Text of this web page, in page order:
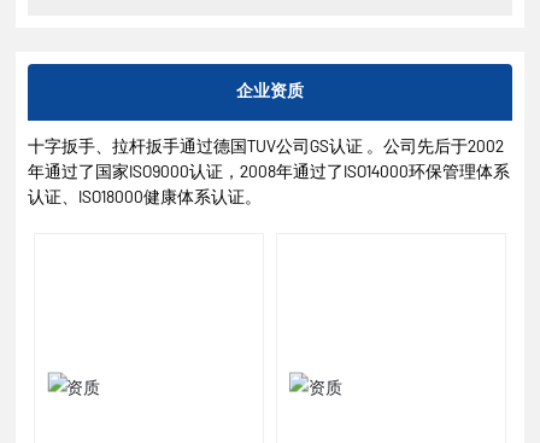
企业资质
十字扳手、拉杆扳手通过德国TUV公司GS认证 。公司先后于2002
年通过了国家ISO9000认证，2008年通过了ISO14000环保管理体系
认证、ISO18000健康体系认证。